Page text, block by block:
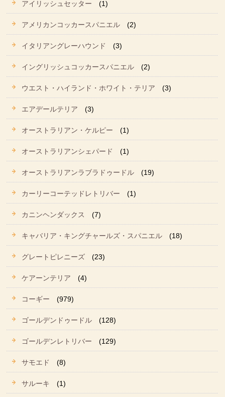
アイリッシュセッター (1)
アメリカンコッカースパニエル (2)
イタリアングレーハウンド (3)
イングリッシュコッカースパニエル (2)
ウエスト・ハイランド・ホワイト・テリア (3)
エアデールテリア (3)
オーストラリアン・ケルピー (1)
オーストラリアンシェパード (1)
オーストラリアンラブラドゥードル (19)
カーリーコーテッドレトリバー (1)
カニンヘンダックス (7)
キャバリア・キングチャールズ・スパニエル (18)
グレートピレニーズ (23)
ケアーンテリア (4)
コーギー (979)
ゴールデンドゥードル (128)
ゴールデンレトリバー (129)
サモエド (8)
サルーキ (1)